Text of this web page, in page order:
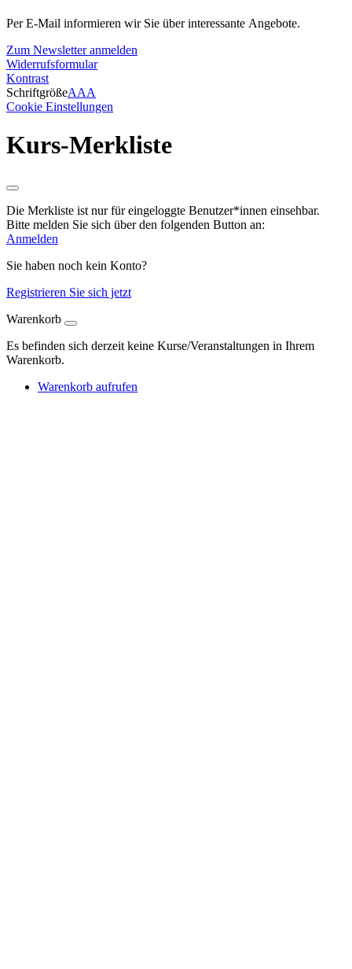
Per E-Mail informieren wir Sie über interessante Angebote.
Zum Newsletter anmelden
Widerrufsformular
Kontrast
SchriftgrößeAAA
Cookie Einstellungen
Kurs-Merkliste
Die Merkliste ist nur für eingeloggte Benutzer*innen einsehbar.
Bitte melden Sie sich über den folgenden Button an:
Anmelden
Sie haben noch kein Konto?
Registrieren Sie sich jetzt
Warenkorb
Es befinden sich derzeit keine Kurse/Veranstaltungen in Ihrem
Warenkorb.
Warenkorb aufrufen